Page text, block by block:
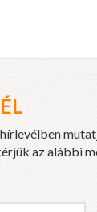
az alábbi